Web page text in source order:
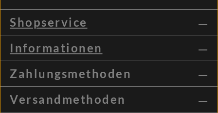
Shopservice
Informationen
Zahlungsmethoden
Versandmethoden